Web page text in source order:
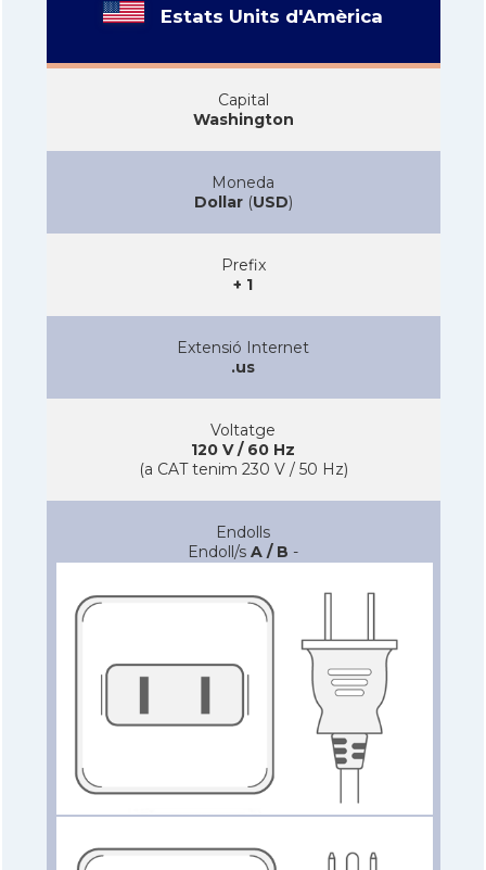
Estats Units d'Amèrica
Capital
Washington
Moneda
Dollar(USD)
Prefix
+ 1
Extensió Internet
.us
Voltatge
120 V / 60 Hz
(a CAT tenim 230 V / 50 Hz)
Endolls
Endoll/s A / B -